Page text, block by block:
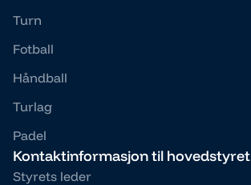
Turn
Fotball
Håndball
Turlag
Padel
Kontaktinformasjon til hovedstyret
Styrets leder